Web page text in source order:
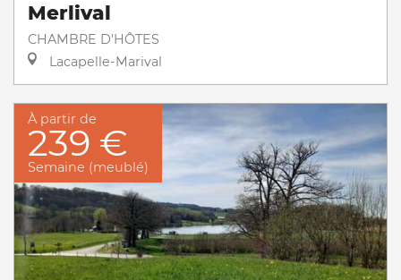
Merlival
CHAMBRE D'HÔTES
Lacapelle-Marival
À partir de
239 €
Semaine (meublé)